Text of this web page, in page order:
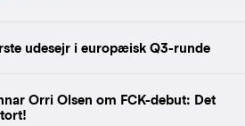
udesejr i europæisk Q3-runde
Orri Olsen om FCK-debut: Det